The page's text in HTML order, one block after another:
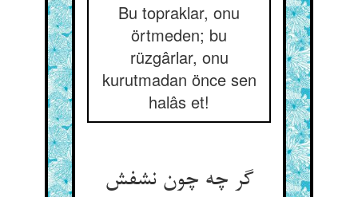
Bu topraklar, onu
örtmeden; bu
rüzgârlar, onu
kurutmadan önce sen
halâs et!
گر چه چون نشفش